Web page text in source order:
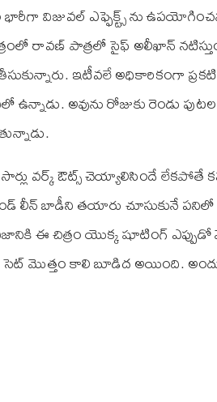
విజువల్ ఎఫ్ఫెక్ట్స్ ను
రావణ్ పాత్రలో సైఫ్ అలీఖాన్
ఇటీవలే అధికారికంగా
ఉన్నాడు. అవును రోజుకు రెండు
సార్లు వర్క్ ఔట్స్ చెయ్యాలిసిందే లేకపోతే
లీన్ బాడీని తయారు చూసుకునే
ఈ చిత్రం యొక్క షూటింగ్
మొత్తం కాలి బూడిద అయింది.